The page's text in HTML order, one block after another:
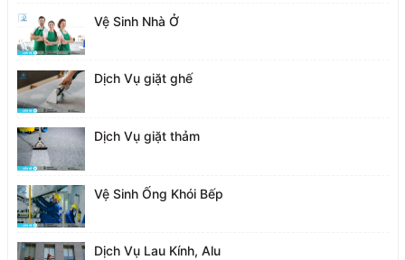
Vệ Sinh Nhà Ở
Dịch Vụ giặt ghế
Dịch Vụ giặt thảm
Vệ Sinh Ống Khói Bếp
Dịch Vụ Lau Kính, Alu